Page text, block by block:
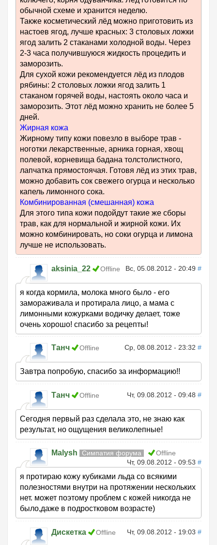
обычной схеме и хранится неделю.
Также косметический лёд можно приготовить из
настоев ягод, лучше красных: 3 столовых ложки
ягод залить 2 стаканами холодной воды. Через
2-3 часа получившуюся жидкость процедить и
заморозить.
Для сухой кожи рекомендуется лёд из плодов
рябины: 2 столовых ложки ягод залить 1
стаканом горячей воды, настоять около часа и
заморозить. Этот лёд можно хранить не более 5
дней.
Жирная кожа
Жирному типу кожи повезло в выборе трав -
ноготки лекарственные, арника горная, хвощ
полевой, корневища бадана толстолистного,
лапчатка прямостоячая. Готовя лёд из этих трав,
можно добавить сок свежего огурца и несколько
капель лимонного сока.
Комбинированная (смешанная) кожа
Для этого типа кожи подойдут такие же сборы
трав, как для нормальной и жирной кожи. Их
можно комбинировать, но соки огурца и лимона
лучше не использовать.
aksinia_22 Offline Вс, 05.08.2012 - 20:49 #
я когда кормила, молока много было - его
замораживала и протирала лицо, а мама с
лимонными кожурками водичку делает, тоже
очень хорошо! спасибо за рецепты!
Танч Offline Ср, 08.08.2012 - 23:32 #
Завтра попробую, спасибо за информацию!!
Танч Offline Чт, 09.08.2012 - 09:48 #
Сегодня первый раз сделала это, не знаю как
результат, но ощущения великолепные!
Malysh Симпатия форума
Offline
Чт, 09.08.2012 - 09:53 #
я протираю кожу кубиками льда со всякими
полезностями внутри на протяжении нескольких
нет. может поэтому проблем с кожей никогда не
было,даже в подростковом возрасте)
Дискетка Offline Чт, 09.08.2012 - 19:03 #